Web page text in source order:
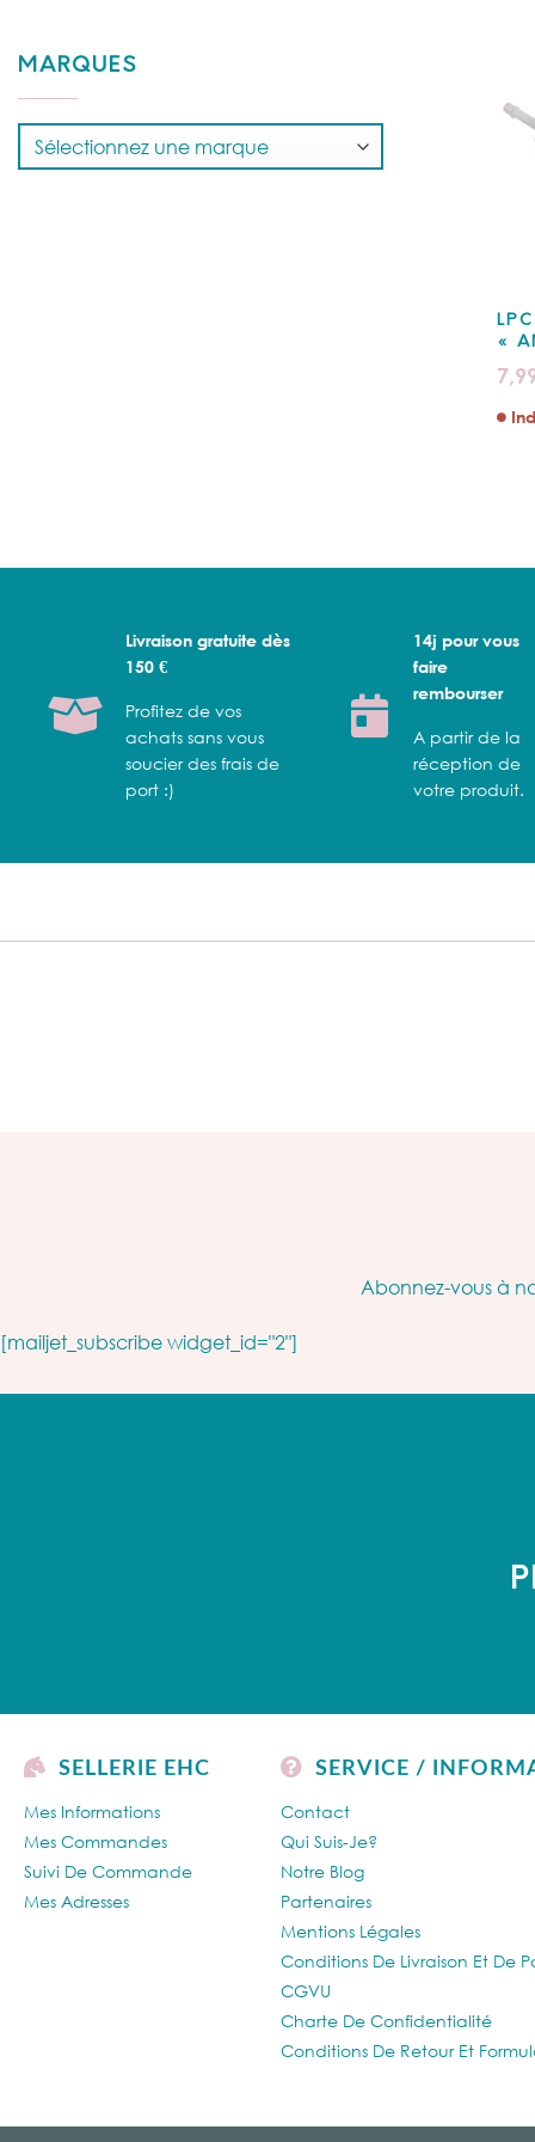
MARQUES
«
Livraison gratuite dès
150 €
Profitez de vos
achats sans vous
soucier des frais de
port :)
14j pour vous
faire
rembourser
A partir de la
réception de
votre produit.
Abonnez-vous à
[mailjet_subscribe widget_id="2"]
SELLERIE EHC
Mes Informations
Mes Commandes
Suivi De Commande
Mes Adresses
SERVICE /
Contact
Qui Suis-Je?
Notre Blog
Partenaires
Mentions Légales
Conditions De Livraison Et De
CGVU
Charte De Confidentialité
Conditions De Retour Et